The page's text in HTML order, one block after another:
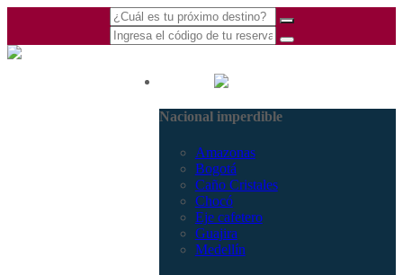
Nacional imperdible
Amazonas
Bogotá
Caño Cristales
Chocó
Eje cafetero
Guajira
Medellín